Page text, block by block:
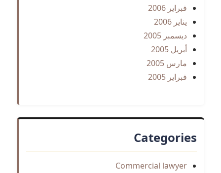
فبراير 2006
يناير 2006
ديسمبر 2005
أبريل 2005
مارس 2005
فبراير 2005
Categories
Commercial lawyer